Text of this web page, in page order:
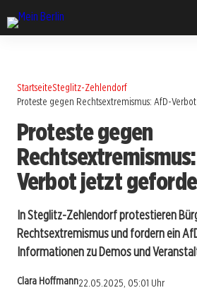
StartseiteSteglitz-Zehlendorf
Proteste gegen Rechtsextremismus: AfD-
Proteste gegen
Verbot jetzt
In Steglitz-Zehlendorf protestieren
Rechtsextremismus und fordern ein
Informationen zu Demos und
Clara Hoffmann22.05.2025, 05:01 Uhr